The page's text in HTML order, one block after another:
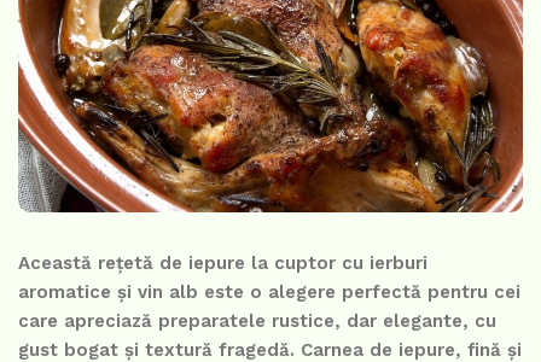
Această rețetă de iepure la cuptor cu ierburi
aromatice și vin alb este o alegere perfectă pentru cei
care apreciază preparatele rustice, dar elegante, cu
gust bogat și textură fragedă. Carnea de iepure, fină și